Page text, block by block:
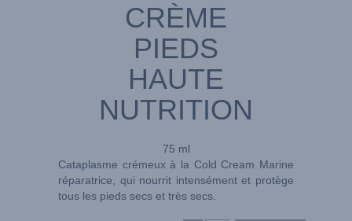
CRÈME
PIEDS
HAUTE
NUTRITION
75 ml
Cataplasme crémeux à la Cold Cream Marine
réparatrice, qui nourrit intensément et protège
tous les pieds secs et très secs.